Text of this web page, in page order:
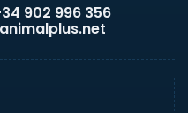
902 996 356